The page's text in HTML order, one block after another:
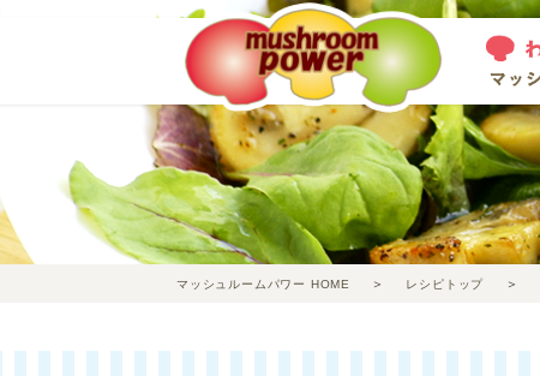
マッシュルームパワー HOME レシピトップ